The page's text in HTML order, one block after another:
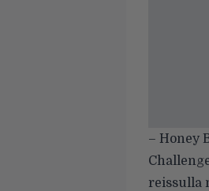
– Honey
reissulla